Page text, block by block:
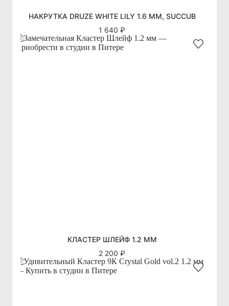
НАКРУТКА DRUZE WHITE LILY 1.6 ММ, SUCCUB
1 640 ₽
КЛАСТЕР ШЛЕЙФ 1.2 ММ
2 200 ₽